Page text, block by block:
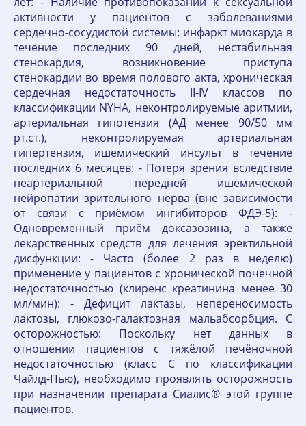
активности у пациентов с заболеваниями
сердечно-сосудистой системы: инфаркт миокарда в
течение последних 90 дней, нестабильная
стенокардия, возникновение приступа
стенокардии во время полового акта, хроническая
сердечная недостаточность II-IV классов по
классификации NYHA, неконтролируемые аритмии,
артериальная гипотензия (АД менее 90/50 мм
рт.ст.), неконтролируемая артериальная
гипертензия, ишемический инсульт в течение
последних 6 месяцев: - Потеря зрения вследствие
неартериальной передней ишемической
нейропатии зрительного нерва (вне зависимости
от связи с приёмом ингибиторов ФДЭ-5): -
Одновременный приём доксазозина, а также
лекарственных средств для лечения эректильной
дисфункции: - Часто (более 2 раз в неделю)
применение у пациентов с хронической почечной
недостаточностью (клиренс креатинина менее 30
мл/мин): - Дефицит лактазы, непереносимость
лактозы, глюкозо-галактозная мальабсорбция. С
осторожностью: Поскольку нет данных в
отношении пациентов с тяжёлой печёночной
недостаточностью (класс С по классификации
Чайлд-Пью), необходимо проявлять осторожность
при назначении препарата Сиалис® этой группе
пациентов.